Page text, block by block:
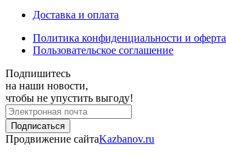
Доставка и оплата
Политика конфиденциальности и оферта
Пользовательское соглашение
Подпишитесь
на наши новости,
чтобы не упустить выгоду!
Продвижение сайтаKazbanov.ru